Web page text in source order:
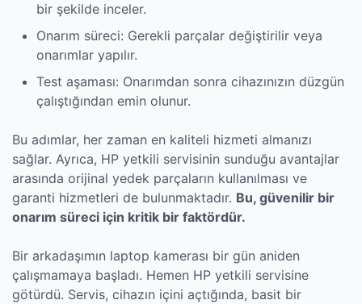
bir şekilde inceler.
Onarım süreci: Gerekli parçalar değiştirilir veya
onarımlar yapılır.
Test aşaması: Onarımdan sonra cihazınızın düzgün
çalıştığından emin olunur.
Bu adımlar, her zaman en kaliteli hizmeti almanızı
sağlar. Ayrıca, HP yetkili servisinin sunduğu avantajlar
arasında orijinal yedek parçaların kullanılması ve
garanti hizmetleri de bulunmaktadır. Bu, güvenilir bir
onarım süreci için kritik bir faktördür.
Bir arkadaşımın laptop kamerası bir gün aniden
çalışmamaya başladı. Hemen HP yetkili servisine
götürdü. Servis, cihazın içini açtığında, basit bir